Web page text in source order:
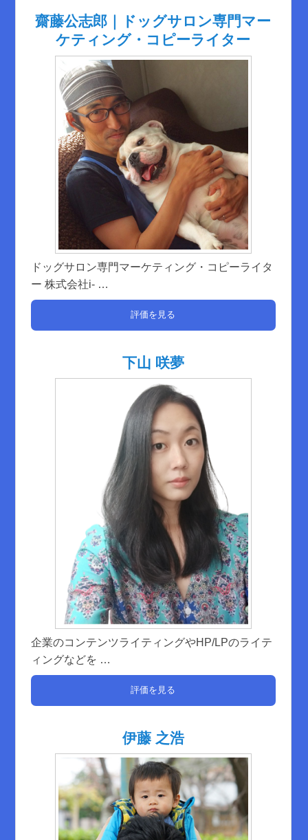
齋藤公志郎｜ドッグサロン専門マー
ケティング・コピーライター
ドッグサロン専門マーケティング・コピーライタ
ー 株式会社i- …
評価を見る
下山 咲夢
企業のコンテンツライティングやHP/LPのライテ
ィングなどを …
評価を見る
伊藤 之浩